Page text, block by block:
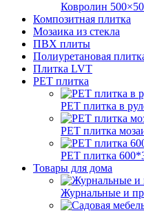
Ковролин
Композитная плитка
Мозаика из стекла
ПВХ плиты
Полиуретановая
Плитка LVT
РЕТ плитка
РЕТ плитка в
РЕТ плитка
РЕТ плитка
Товары для дома
Журнальные и